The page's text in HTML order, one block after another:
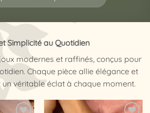
Simplicité au Quotidien
modernes et raffinés, conçus pour
Chaque pièce allie élégance et
véritable éclat à chaque moment.